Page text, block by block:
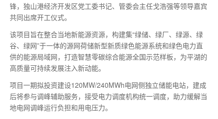
锋，独山港经济开发区党工委书记、管委会主任戈浩强等领导嘉宾
共同出席开工仪式。
该项目旨在整合当地新能源资源，构建集“绿储、绿厂、绿源、绿
谷、绿网”于一体的源网荷储新型新质绿色能源系统和绿色电力直
供的能源局域网，打造智慧零碳综合能源全国示范样板，为平湖的
高质量可持续发展注入新动能。
项目一期拟投资建设120MW/240MWh电网侧独立储能电站，建成
后将参与调峰辅助服务，接受电力调度机构统一调度，助力缓解当
地电网调峰运行负担和用电压力。